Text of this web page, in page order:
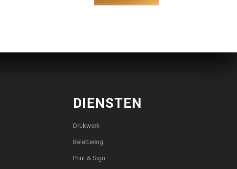
DIENSTEN
Drukwerk
Belettering
Print & Sign